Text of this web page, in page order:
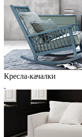
Кресла-качалки